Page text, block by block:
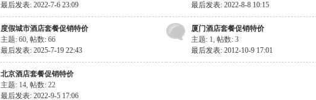
最后发表: 2022-7-6 23:09
最后发表: 2022-8-8 10:15
度假城市酒店套餐促销特价
主题: 60, 帖数: 66
最后发表: 2025-7-19 22:43
厦门酒店套餐促销特价
主题: 1, 帖数: 3
最后发表: 2012-10-9 17:01
北京酒店套餐促销特价
主题: 14, 帖数: 22
最后发表: 2022-9-5 17:06